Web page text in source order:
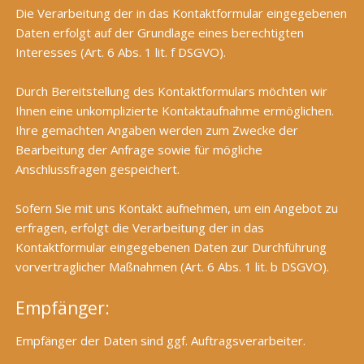
Die Verarbeitung der in das Kontaktformular eingegebenen
Daten erfolgt auf der Grundlage eines berechtigten
Interesses (Art. 6 Abs. 1 lit. f DSGVO).
Durch Bereitstellung des Kontaktformulars möchten wir
Ihnen eine unkomplizierte Kontaktaufnahme ermöglichen.
Ihre gemachten Angaben werden zum Zwecke der
Bearbeitung der Anfrage sowie für mögliche
Anschlussfragen gespeichert.
Sofern Sie mit uns Kontakt aufnehmen, um ein Angebot zu
erfragen, erfolgt die Verarbeitung der in das
Kontaktformular eingegebenen Daten zur Durchführung
vorvertraglicher Maßnahmen (Art. 6 Abs. 1 lit. b DSGVO).
Empfänger:
Empfänger der Daten sind ggf. Auftragsverarbeiter.